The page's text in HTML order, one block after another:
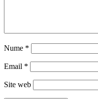
Nume *
Email *
Site web